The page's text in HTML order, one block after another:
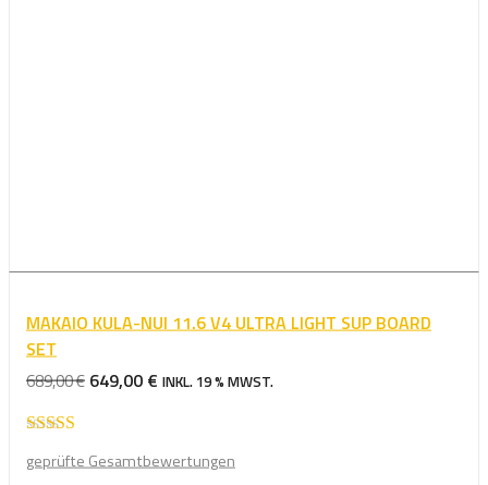
MAKAIO KULA-NUI 11.6 V4 ULTRA LIGHT SUP BOARD
SET
689,00€ URSPRÜNGLICHER
689,00 €
649,00 € AKTUELLER
649,00 €.
INKL. 19 % MWST.
5.00von 5
geprüfte Gesamtbewertungen